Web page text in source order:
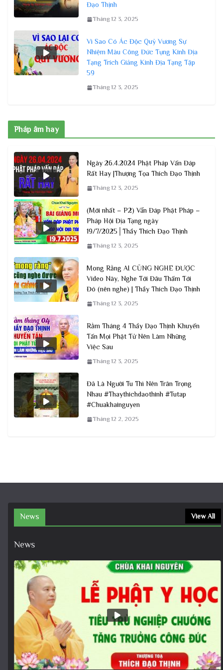
Đạo Thịnh
Tháng 12 3, 2025
Vì Sao Có Ác Độc Quỷ Vương Sự
Nhiệm Màu Công Đức Tụng Kinh Địa
Tạng Trích Giảng Kinh Địa Tạng Tập
59
Tháng 12 3, 2025
Pháp âm hay
Ngày 26.4.2024 Phật Pháp Vấn Đáp
Rất Hay |Thượng Tọa Thích Đạo Thịnh
Tháng 12 3, 2025
(Mới nhất – P2) Vấn Đáp Phật Pháp –
Pháp Hội Địa Tạng ngày
19/7/2025│Thầy Thích Đạo Thịnh
Tháng 12 3, 2025
Mong Rằng AI CŨNG NGHE ĐƯỢC
Video Này, Nghe Tới Đâu Thấm Tới
Đó (nên nghe) | Thầy Thích Đạo Thịnh
Tháng 12 3, 2025
Rằm Tháng 4 Thầy Đạo Thịnh Khuyến
Tấn Mọi Phật Tử Nên Làm Những
Việc Sau
Tháng 12 3, 2025
Đã Là Người Tu Thì Nên Trân Trọng
Nhau #Thaythichdaothinh #Tutap
#Chuakhainguyen
Tháng 12 2, 2025
News View All
News